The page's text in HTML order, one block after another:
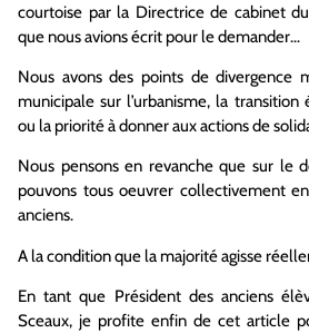
courtoise par la Directrice de cabinet
que nous avions écrit pour le demander…
Nous avons des points de divergence
municipale sur l’urbanisme, la
ou la priorité à donner aux actions de
Nous pensons en revanche que sur le
pouvons tous oeuvrer collectivement
anciens.
A la condition que la majorité agisse
En tant que Président des anciens
Sceaux, je profite enfin de cet article